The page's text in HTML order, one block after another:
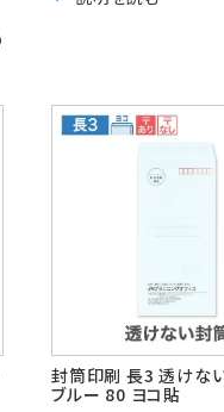
封筒印刷 長3 透けな
ブルー 80 ヨコ貼